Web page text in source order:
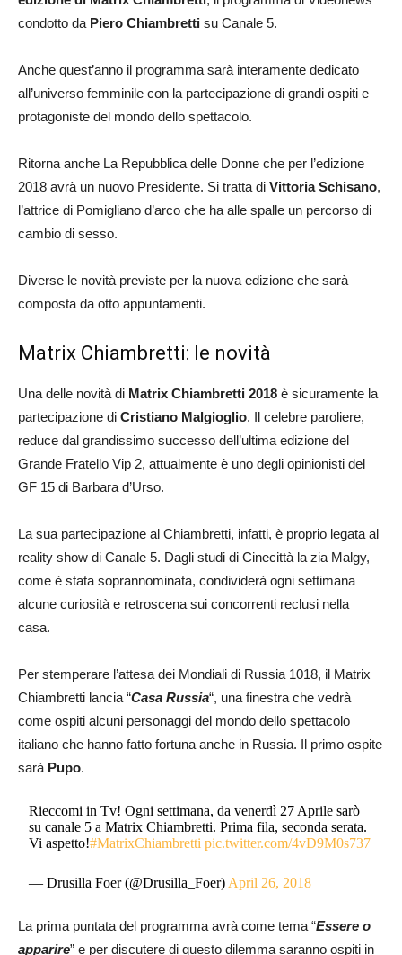
condotto da Piero Chiambretti su Canale 5.
Anche quest’anno il programma sarà interamente dedicato
all’universo femminile con la partecipazione di grandi ospiti e
protagoniste del mondo dello spettacolo.
Ritorna anche La Repubblica delle Donne che per l’edizione
2018 avrà un nuovo Presidente. Si tratta di Vittoria Schisano,
l’attrice di Pomigliano d’arco che ha alle spalle un percorso di
cambio di sesso.
Diverse le novità previste per la nuova edizione che sarà
composta da otto appuntamenti.
Matrix Chiambretti: le novità
Una delle novità di Matrix Chiambretti 2018 è sicuramente la
partecipazione di Cristiano Malgioglio. Il celebre paroliere,
reduce dal grandissimo successo dell’ultima edizione del
Grande Fratello Vip 2, attualmente è uno degli opinionisti del
GF 15 di Barbara d’Urso.
La sua partecipazione al Chiambretti, infatti, è proprio legata al
reality show di Canale 5. Dagli studi di Cinecittà la zia Malgy,
come è stata soprannominata, condividerà ogni settimana
alcune curiosità e retroscena sui concorrenti reclusi nella
casa.
Per stemperare l’attesa dei Mondiali di Russia 1018, il Matrix
Chiambretti lancia “Casa Russia“, una finestra che vedrà
come ospiti alcuni personaggi del mondo dello spettacolo
italiano che hanno fatto fortuna anche in Russia. Il primo ospite
sarà Pupo.
Rieccomi in Tv! Ogni settimana, da venerdì 27 Aprile sarò
su canale 5 a Matrix Chiambretti. Prima fila, seconda serata.
Vi aspetto!#MatrixChiambretti pic.twitter.com/4vD9M0s737
— Drusilla Foer (@Drusilla_Foer) April 26, 2018
La prima puntata del programma avrà come tema “Essere o
apparire” e per discutere di questo dilemma saranno ospiti in